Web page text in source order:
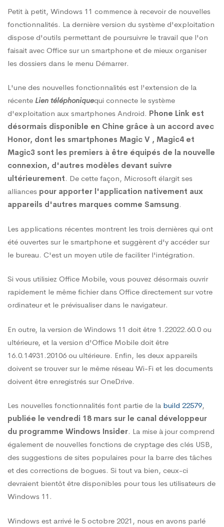
Office
sur
les
appareils
mobiles
Petit à petit, Windows 11 commence à recevoir de nouvelles
fonctionnalités. La dernière version du système d'exploitation
dispose d'outils permettant de poursuivre le travail que l'on
faisait avec Office sur un smartphone et de mieux organiser
les dossiers dans le menu Démarrer.
L'une des nouvelles fonctionnalités est l'extension de la
récente Lien téléphoniquequi connecte le système
d'exploitation aux smartphones Android. Phone Link est
désormais disponible en Chine grâce à un accord avec
Honor, dont les smartphones Magic V , Magic4 et
Magic3 sont les premiers à être équipés de la nouvelle
connexion, d'autres modèles devant suivre
ultérieurement. De cette façon, Microsoft élargit ses
alliances pour apporter l'application nativement aux
appareils d'autres marques comme Samsung.
Les applications récentes montrent les trois dernières qui ont
été ouvertes sur le smartphone et suggèrent d'y accéder sur
le bureau. C'est un moyen utile de faciliter l'intégration.
Si vous utilisiez Office Mobile, vous pouvez désormais ouvrir
rapidement le même fichier dans Office directement sur votre
ordinateur et le prévisualiser dans le navigateur.
En outre, la version de Windows 11 doit être 1.22022.60.0 ou
ultérieure, et la version d'Office Mobile doit être
16.0.14931.20106 ou ultérieure. Enfin, les deux appareils
doivent se trouver sur le même réseau Wi-Fi et les documents
doivent être enregistrés sur OneDrive.
Les nouvelles fonctionnalités font partie de la build 22579,
publiée le vendredi 18 mars sur le canal développeur
du programme Windows Insider. La mise à jour comprend
également de nouvelles fonctions de cryptage des clés USB,
des suggestions de sites populaires pour la barre des tâches
et des corrections de bogues. Si tout va bien, ceux-ci
devraient bientôt être disponibles pour tous les utilisateurs de
Windows 11.
Windows est arrivé le 5 octobre 2021, nous en avons parlé